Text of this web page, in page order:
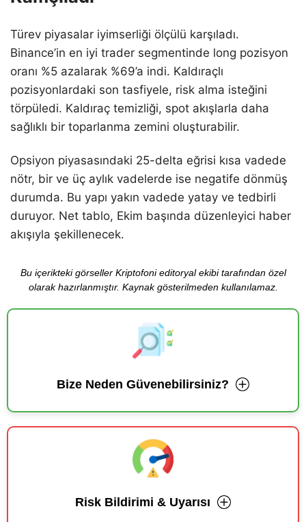
Türev piyasalar iyimserliği ölçülü karşıladı.
Binance’in en iyi trader segmentinde long pozisyon
oranı %5 azalarak %69’a indi. Kaldıraçlı
pozisyonlardaki son tasfiyele, risk alma isteğini
törpüledi. Kaldıraç temizliği, spot akışlarla daha
sağlıklı bir toparlanma zemini oluşturabilir.
Opsiyon piyasasındaki 25-delta eğrisi kısa vadede
nötr, bir ve üç aylık vadelerde ise negatife dönmüş
durumda. Bu yapı yakın vadede yatay ve tedbirli
duruyor. Net tablo, Ekim başında düzenleyici haber
akışıyla şekillenecek.
Bu içerikteki görseller Kriptofoni editoryal ekibi tarafından özel
olarak hazırlanmıştır. Kaynak gösterilmeden kullanılamaz.
Bize Neden Güvenebilirsiniz?
Risk Bildirimi & Uyarısı